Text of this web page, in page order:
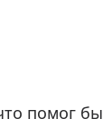
помог бы